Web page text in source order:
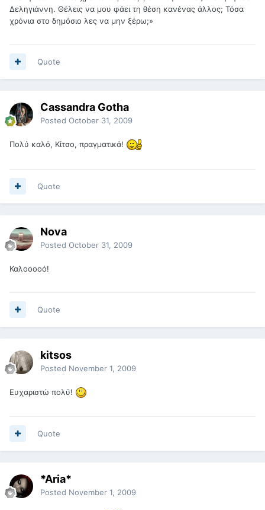
Δεληγιάννη. Θέλεις να μου φάει τη θέση κανένας άλλος; Τόσα
χρόνια στο δημόσιο λες να μην ξέρω;»
Quote
Cassandra Gotha
Posted October 31, 2009
Πολύ καλό, Κίτσο, πραγματικά!
Quote
Nova
Posted October 31, 2009
Καλοοοοό!
Quote
kitsos
Posted November 1, 2009
Ευχαριστώ πολύ!
Quote
*Aria*
Posted November 1, 2009